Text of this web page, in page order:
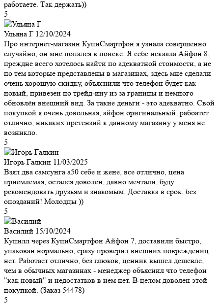
работаете. Так держать))
5
Ульяна Г 12/10/2024
Про интернет-магазин КупиСмартфон я узнала совершенно
случайно, он мне попался в поиске. Я себе искаала Айфон 8,
преждне всего хотелось найти по адекватной стоимости, а не
по тем которые представлены в магазинах, здесь мне сделали
очень хорошую скидку, объяснили что телефон будет как
новый, привезен по трейд-ину из за границы и немного
обновлён внешний вид. За такие деньги - это адекватно. Свой
покупкой я очень довольная, айфон оригинальный, рабоатет
отлично, никаких претензий к данному магазину у меня не
возникло.
5
Игорь Галкин 11/03/2025
Взял два самсунга а50 себе и жене, все отлично, цена
приемлемая, остался доволен, давно мечтали, буду
рекомендовать друзьям и знакомым. Доставка в срок, без
опозданий! Молодцы ))
5
Василий 15/10/2024
Купилл через КупиСмартфон Айфон 7, доставили быстро,
упакован нормально, сразу проверил внешних повреждениц
нет. Работает отлично, без глюков, ценник вышел дешевле,
чем в обычных магазинах - менеджер объяснил что телефон
"как новый" и недостатков в нем нет. В целом доволен этой
покупкой. (Заказ 54478)
5